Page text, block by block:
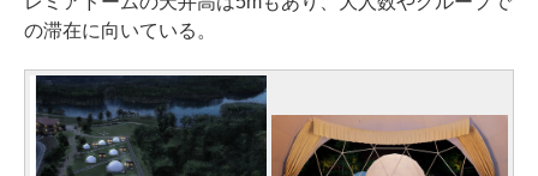
の滞在に向いている。